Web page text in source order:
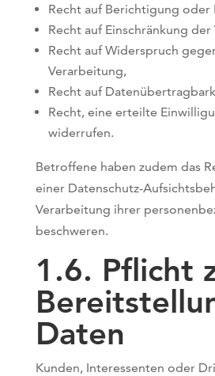
Recht auf Berichtigung oder
Recht auf Einschränkung
Recht auf Widerspruch
Verarbeitung,
Recht auf
Recht, eine erteilte
widerrufen.
Betroffene haben zudem das
einer Datenschutz-
Verarbeitung ihrer
beschweren.
1.6. Pflicht
Daten
Kunden, Interessenten oder